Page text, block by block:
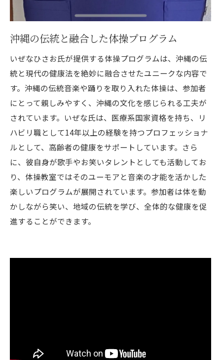
沖縄の伝統と融合した体操プログラム
いぜなひさお氏が提供する体操プログラムは、沖縄の伝
統と現代の健康法を絶妙に融合させたユニークな内容で
す。沖縄の伝統音楽や踊りを取り入れた体操は、参加者
にとって親しみやすく、沖縄の文化を感じられる工夫が
されています。いぜな氏は、医療系国家資格を持ち、リ
ハビリ職として14年以上の経験を持つプロフェッショナ
ルとして、高齢者の健康をサポートしています。さら
に、彼自身が歌手やお笑いタレントとしても活動してお
り、体操教室ではそのユーモアと音楽の才能を活かした
楽しいプログラムが展開されています。参加者は体を動
かしながら笑い、地域の伝統を学び、全体的な健康を促
進することができます。